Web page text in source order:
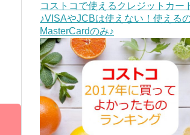
コストコで使えるクレジットカー
♪VISAやJCBは使えない！使える
MasterCardのみ♪